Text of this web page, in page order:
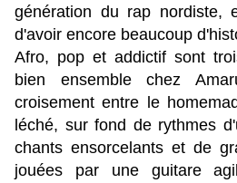
génération du rap nordiste,
d'avoir encore beaucoup
Afro, pop et addictif sont
bien ensemble chez
croisement entre le
léché, sur fond de rythmes
chants ensorcelants et de
jouées par une guitare